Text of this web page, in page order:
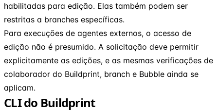
habilitadas para edição. Elas também podem ser
restritas a branches específicas.
Para execuções de agentes externos, o acesso de
edição não é presumido. A solicitação deve permitir
explicitamente as edições, e as mesmas verificações de
colaborador do Buildprint, branch e Bubble ainda se
aplicam.
CLI do Buildprint